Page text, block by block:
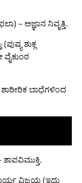
– ಅಜ್ಞಾನ ನಿವೃತ್ತಿ.
ಶುಕ್ಲ
ಶಾರೀರಿಕ ಬಾಧೆಗಳಿಂದ
ವಿಜಯ (ಇದು